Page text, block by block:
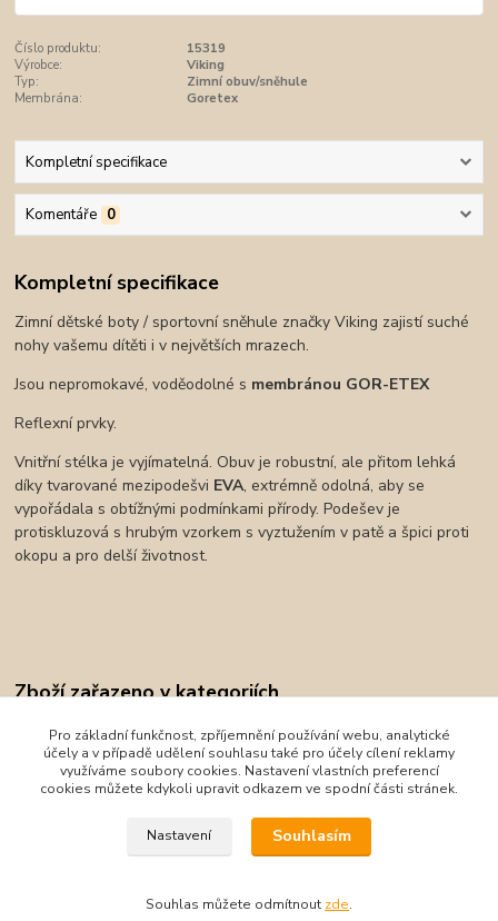
Číslo produktu:
15319
Výrobce:
Viking
Typ:
Zimní obuv/sněhule
Membrána:
Goretex
Kompletní specifikace
Komentáře 0
Kompletní specifikace
Zimní dětské boty / sportovní sněhule značky Viking zajistí suché
nohy vašemu dítěti i v největších mrazech.
Jsou nepromokavé, voděodolné s membránou GOR-ETEX
Reflexní prvky.
Vnitřní stélka je vyjímatelná. Obuv je robustní, ale přitom lehká
díky tvarované mezipodešvi EVA, extrémně odolná, aby se
vypořádala s obtížnými podmínkami přírody. Podešev je
protiskluzová s hrubým vzorkem s vyztužením v patě a špici proti
okopu a pro delší životnost.
Zboží zařazeno v kategoriích
Zimní obuv
Viking
Pro základní funkčnost, zpříjemnění používání webu, analytické
účely a v případě udělení souhlasu také pro účely cílení reklamy
využíváme soubory cookies. Nastavení vlastních preferencí
cookies můžete kdykoli upravit odkazem ve spodní části stránek.
Nastavení Souhlasím
Souhlas můžete odmítnout zde.